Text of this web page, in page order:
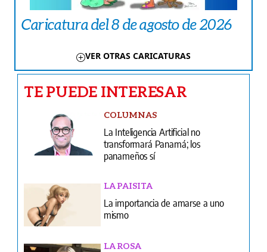
Caricatura del 8 de agosto de 2026
VER OTRAS CARICATURAS
TE PUEDE INTERESAR
COLUMNAS
La Inteligencia Artificial no
transformará Panamá; los
panameños sí
LA PAISITA
La importancia de amarse a uno
mismo
LA ROSA